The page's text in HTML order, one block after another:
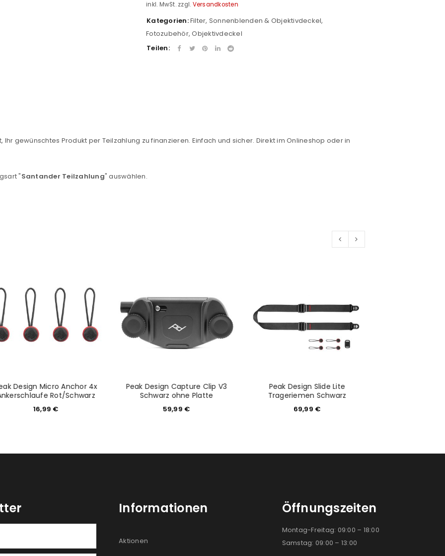
REGISTRIEREN
inkl. MwSt. zzgl. Versandkosten
Kategorien:Filter, Sonnenblenden & Objektivdeckel,
Fotozubehör,Objektivdeckel
Teilen:
gewünschtes Produkt per Teilzahlung zu finanzieren. Einfach und sicher. Direkt im Onlineshop oder in
"Santander Teilzahlung" auswählen.
Design Micro Anchor 4x
Rot/Schwarz
16,99€
Peak Design Capture Clip V3
Schwarz ohne Platte
59,99€
Peak Design Slide Lite
Trageriemen Schwarz
69,99 €
Informationen
Aktionen
Öffnungszeiten
Montag-Freitag: 09:00 – 18:00
Samstag: 09:00 – 13:00